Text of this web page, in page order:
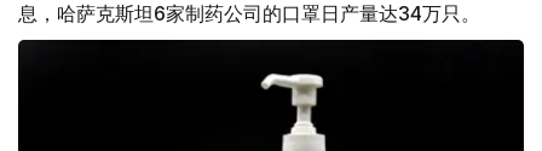
息，哈萨克斯坦6家制药公司的口罩日产量达34万只。